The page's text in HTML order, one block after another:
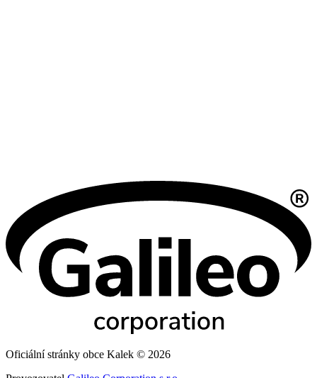
Oficiální stránky obce Kalek © 2026